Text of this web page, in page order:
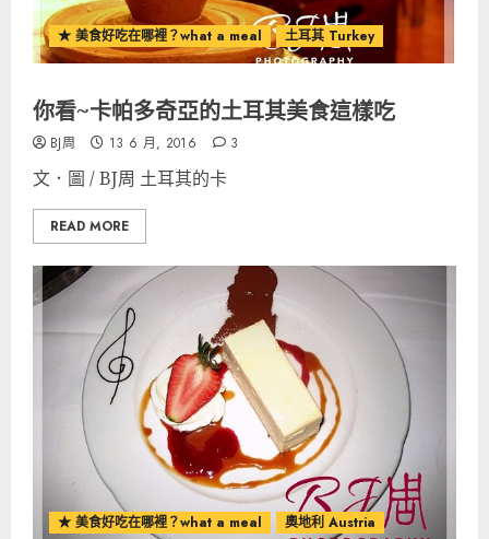
★ 美食好吃在哪裡？what a meal 土耳其 Turkey
你看~卡帕多奇亞的土耳其美食這樣吃
BJ周 13 6 月, 2016 3
文．圖 / BJ周 土耳其的卡
READ MORE
★ 美食好吃在哪裡？what a meal 奧地利 Austria